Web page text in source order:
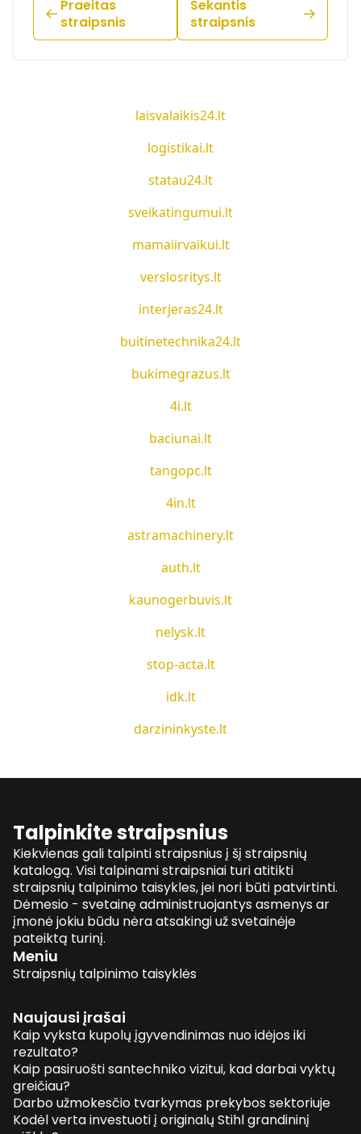
Praeitas
straipsnis
Sekantis
straipsnis
laisvalaikis24.lt
logistikai.lt
statau24.lt
sveikatingumui.lt
mamaiirvaikui.lt
verslosritys.lt
interjeras24.lt
buitinetechnika24.lt
bukimegrazus.lt
4i.lt
baciunai.lt
tangopc.lt
4in.lt
astramachinery.lt
auth.lt
kaunogerbuvis.lt
nelysk.lt
stop-acta.lt
idk.lt
darzininkyste.lt
Talpinkite straipsnius
Kiekvienas gali talpinti straipsnius į šį straipsnių
katalogą. Visi talpinami straipsniai turi atitikti
straipsnių talpinimo taisykles, jei nori būti patvirtinti.
Dėmesio - svetainę administruojantys asmenys ar
įmonė jokiu būdu nėra atsakingi už svetainėje
pateiktą turinį.
Meniu
Straipsnių talpinimo taisyklės
Naujausi įrašai
Kaip vyksta kupolų įgyvendinimas nuo idėjos iki
rezultato?
Kaip pasiruošti santechniko vizitui, kad darbai vyktų
greičiau?
Darbo užmokesčio tvarkymas prekybos sektoriuje
Kodėl verta investuoti į originalų Stihl grandininį